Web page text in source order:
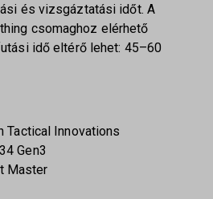
és vizsgáztatási időt. A
csomaghoz elérhető
idő eltérő lehet: 45–60
Tactical Innovations
Gen3
Master